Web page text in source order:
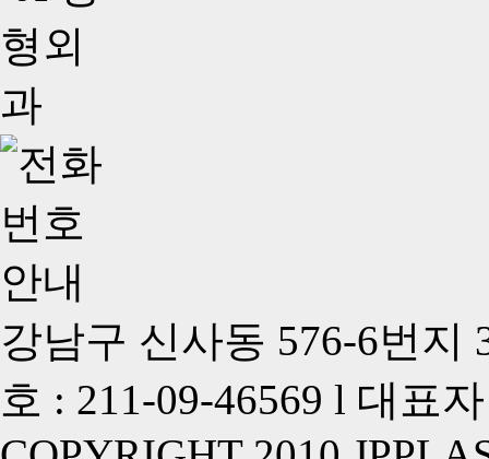
강남구 신사동 576-6번지
호 : 211-09-46569 l 대표